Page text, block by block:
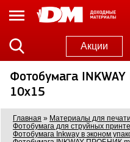
Акции
Фотобумага
10x15
Главная » Материалы для печати
Фотобумага для струйных
Фотобумага Inkway в эконом